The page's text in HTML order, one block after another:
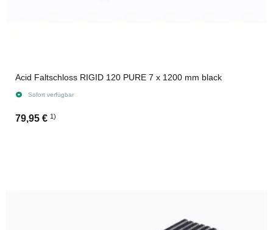
Acid Faltschloss RIGID 120 PURE 7 x 1200 mm black
Sofort verfügbar
79,95 € 1)